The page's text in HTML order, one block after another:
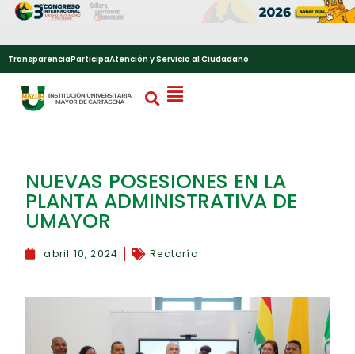
TransparenciaParticipaAtención y Servicio al Ciudadano
NUEVAS POSESIONES EN LA
PLANTA ADMINISTRATIVA DE
UMAYOR
abril 10, 2024 Rectoría